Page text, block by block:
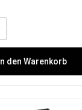
In den Warenkorb